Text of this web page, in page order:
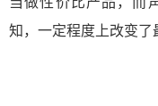
知，一定程度上改变了